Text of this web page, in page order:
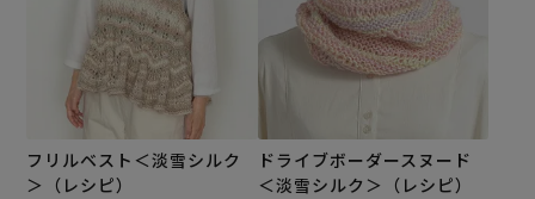
フリルベスト＜淡雪シルク
＞（レシピ）
ドライブボーダースヌード
＜淡雪シルク＞（レシピ）